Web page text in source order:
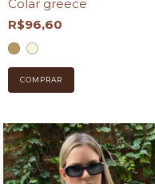
Colar greece
R$96,60
COMPRAR